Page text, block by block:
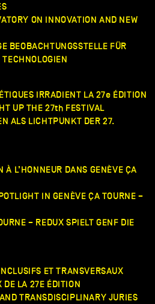
ON INNOVATION AND NEW
BEOBACHTUNGSSTELLE FÜR
IRRADIENT LA 27e ÉDITION
UP THE 27th FESTIVAL
ALS LICHTPUNKT DER 27.
À L’HONNEUR DANS GENÈVE ÇA
IN GENÈVE ÇA TOURNE –
– REDUX SPIELT GENF DIE
ET TRANSVERSAUX
DE LA 27E ÉDITION
TRANSDISCIPLINARY JURIES